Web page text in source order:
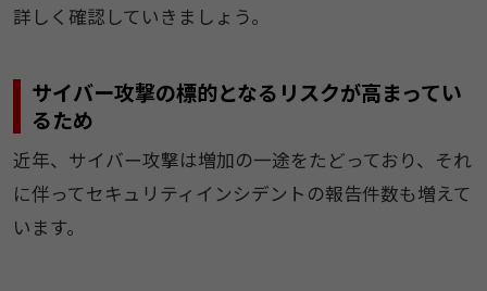
詳しく確認していきましょう。
サイバー攻撃の標的となるリスクが高まってい
るため
近年、サイバー攻撃は増加の一途をたどっており、それ
に伴ってセキュリティインシデントの報告件数も増えて
います。